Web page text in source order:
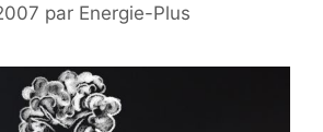
par Energie-Plus